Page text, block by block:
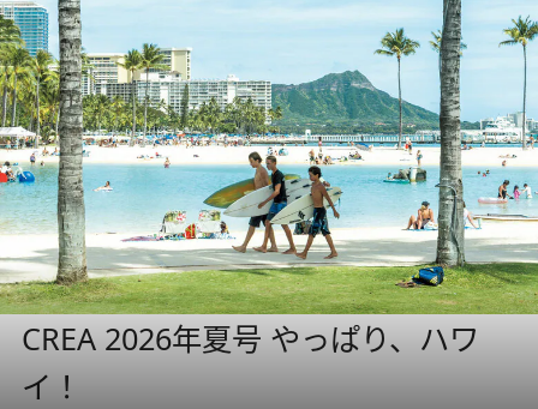
CREA 2026年夏号 やっぱり、ハワ
イ！